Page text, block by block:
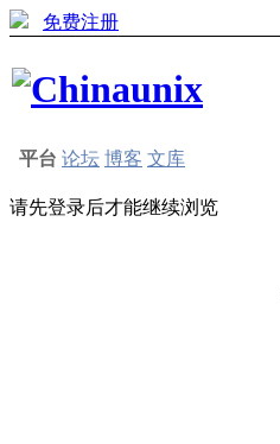
免费注册
平台 论坛 博客 文库
请先登录后才能继续浏览